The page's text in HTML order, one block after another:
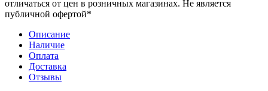
отличаться от цен в розничных магазинах. Не является
публичной офертой*
Описание
Наличие
Оплата
Доставка
Отзывы